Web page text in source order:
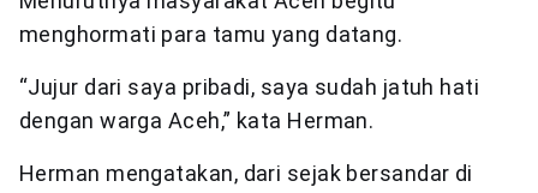
menghormati para tamu yang datang.
“Jujur dari saya pribadi, saya sudah jatuh hati
dengan warga Aceh,” kata Herman.
Herman mengatakan, dari sejak bersandar di